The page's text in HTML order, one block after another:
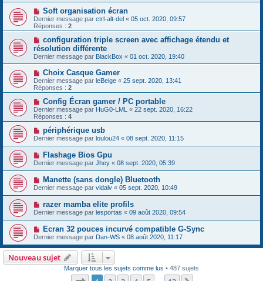
Soft organisation écran
Dernier message par ctrl-alt-del « 05 oct. 2020, 09:57
Réponses : 2
configuration triple screen avec affichage étendu et
résolution différente
Dernier message par BlackBox « 01 oct. 2020, 19:40
Choix Casque Gamer
Dernier message par leBelge « 25 sept. 2020, 13:41
Réponses : 2
Config Écran gamer / PC portable
Dernier message par HuG0-LML « 22 sept. 2020, 16:22
Réponses : 4
périphérique usb
Dernier message par loulou24 « 08 sept. 2020, 11:15
Flashage Bios Gpu
Dernier message par Jhey « 08 sept. 2020, 05:39
Manette (sans dongle) Bluetooth
Dernier message par vidalv « 05 sept. 2020, 10:49
razer mamba elite profils
Dernier message par lesportas « 09 août 2020, 09:54
Ecran 32 pouces incurvé compatible G-Sync
Dernier message par Dan-WS « 08 août 2020, 11:17
Nouveau sujet
Marquer tous les sujets comme lus • 487 sujets